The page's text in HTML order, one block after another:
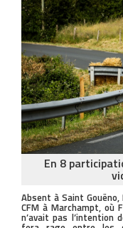
En 8
Absent à Saint
CFM à Marchampt, où
n’avait pas l’intention